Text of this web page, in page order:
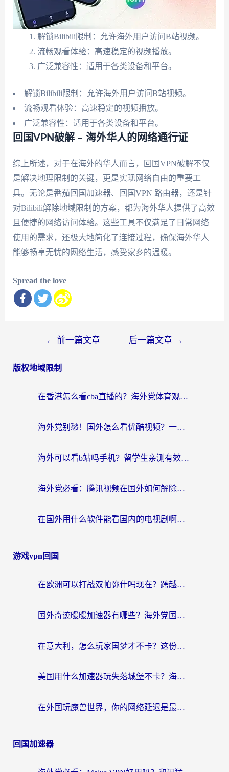
解锁Bilibili限制：允许海外用户访问B站视频。
流畅观看体验：高速稳定的视频播放。
广泛兼容性：适用于各类设备和平台。
解锁Bilibili限制：允许海外用户访问B站视频。
流畅观看体验：高速稳定的视频播放。
广泛兼容性：适用于各类设备和平台。
回国VPN破解 – 海外华人的网络通行证
综上所述，对于在海外的华人而言，回国VPN破解不仅
是解决地理限制的关键，更是实现网络自由的重要工
具。无论是番茄回国加速器、回国VPN 路由器，还是针
对Bilibili解除地域限制的方案，都为海外华人提供了高效
且便捷的网络访问体验。这些工具不仅满足了日常网络
使用的需求，还极大地简化了连接过程，确保海外华人
能够畅享无忧的网络生活，感受家乡的温暖。
Spread the love
导
← 前一篇文章 后一篇文章 →
版权地域限制
在香港怎么看cba直播的？海外党体育观赛终极指南：告别版权限制，畅享中文解说
海外党别愁！国外怎么看优酷视频？一招解决追剧、看直播难题
海外可以看b站吗手机？留学生亲测有效的回国加速指南
海外党必看：腾讯视频在国外如何解除地域限制？附优酷咪咕使用指南
在国外用什么软件能看国内的电视剧啊？留学生亲测有效的回国加速方案
游戏vpn回国
在欧洲可以打战双帕弥什吗现在？跨越延迟墙的实战指南
国外奇迹暖暖加速器有哪些？海外党国服游戏畅玩终极指南（附亲测推荐）
在意大利，怎么玩家国梦才不卡？这份终极加速指南请收好
美国用什么加速器玩失落城堡不卡？海外党亲测有效的国服游戏加速指南
在外国玩魔兽世界，你的网络延迟是最大的敌人
回国加速器